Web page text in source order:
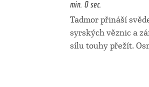
Tadmor přináší
syrských věznic a
sílu touhy přežít.